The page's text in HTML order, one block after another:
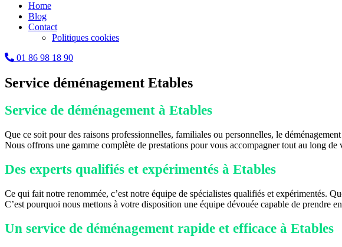
Home
Blog
Contact
Politiques cookies
01 86 98 18 90
Service déménagement Etables
Service de déménagement à Etables
Que ce soit pour des raisons professionnelles, familiales ou personnelles, le
Nous offrons une gamme complète de prestations pour vous accompagner tout au long de
Des experts qualifiés et expérimentés à Etables
Ce qui fait notre renommée, c’est notre équipe de spécialistes qualifiés et expérimentés.
C’est pourquoi nous mettons à votre disposition une équipe dévouée capable de prendre
Un service de déménagement rapide et efficace à Etables